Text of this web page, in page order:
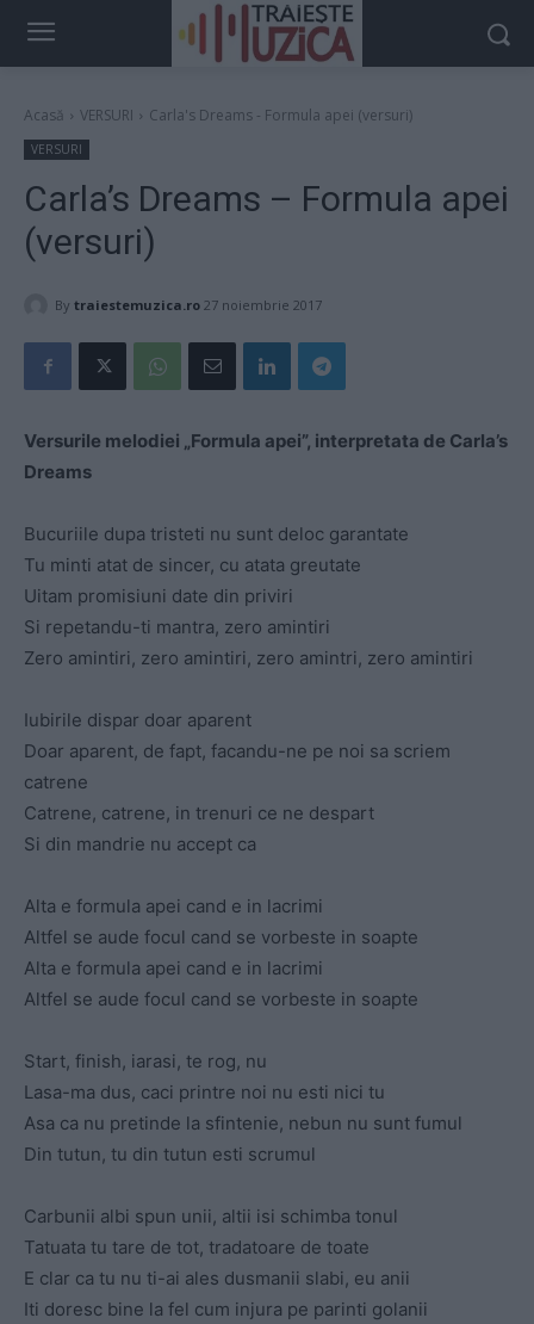
Acasă VERSURI Carla's Dreams - Formula apei (versuri)
VERSURI
Carla’s Dreams – Formula apei
(versuri)
By traiestemuzica.ro 27 noiembrie 2017
Versurile melodiei „Formula apei”, interpretata de Carla’s
Dreams
Bucuriile dupa tristeti nu sunt deloc garantate
Tu minti atat de sincer, cu atata greutate
Uitam promisiuni date din priviri
Si repetandu-ti mantra, zero amintiri
Zero amintiri, zero amintiri, zero amintri, zero amintiri
Iubirile dispar doar aparent
Doar aparent, de fapt, facandu-ne pe noi sa scriem
catrene
Catrene, catrene, in trenuri ce ne despart
Si din mandrie nu accept ca
Alta e formula apei cand e in lacrimi
Altfel se aude focul cand se vorbeste in soapte
Alta e formula apei cand e in lacrimi
Altfel se aude focul cand se vorbeste in soapte
Start, finish, iarasi, te rog, nu
Lasa-ma dus, caci printre noi nu esti nici tu
Asa ca nu pretinde la sfintenie, nebun nu sunt fumul
Din tutun, tu din tutun esti scrumul
Carbunii albi spun unii, altii isi schimba tonul
Tatuata tu tare de tot, tradatoare de toate
E clar ca tu nu ti-ai ales dusmanii slabi, eu anii
Iti doresc bine la fel cum injura pe parinti golanii